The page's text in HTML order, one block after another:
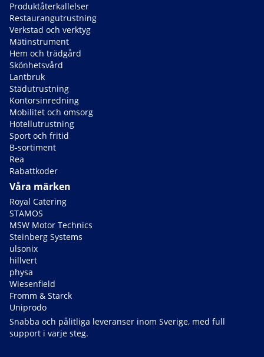
Produktåterkallelser
Restaurangutrustning
Verkstad och verktyg
Mätinstrument
Hem och trädgård
Skönhetsvård
Lantbruk
Städutrustning
Kontorsinredning
Mobilitet och omsorg
Hotellutrustning
Sport och fritid
B-sortiment
Rea
Rabattkoder
Våra märken
Royal Catering
STAMOS
MSW Motor Technics
Steinberg Systems
ulsonix
hillvert
physa
Wiesenfield
Fromm & Starck
Uniprodo
Snabba och pålitliga leveranser inom Sverige, med full
support i varje steg.